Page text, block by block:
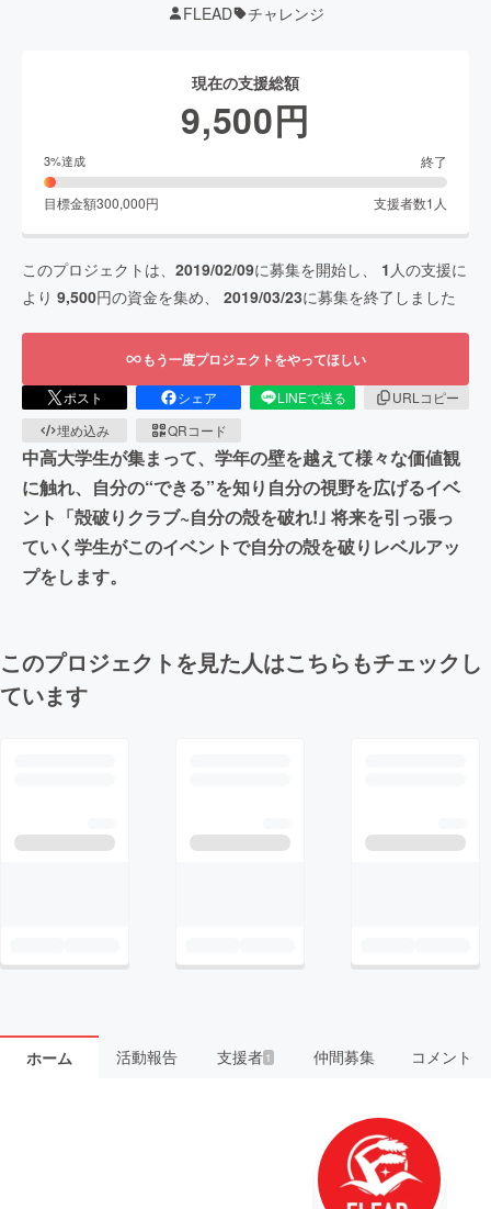
FLEAD チャレンジ
現在の支援総額
9,500円
3%達成 終了
目標金額300,000円 支援者数1 人
このプロジェクトは、 2019/02/09に募集を開始し、 1 人の支援に
より 9,500円の資金を集め、 2019/03/23に募集を終了しました
もう一度プロジェクトをやってほしい
ポスト シェア LINEで送る
URLコピー
埋め込み
QRコード
中高大学生が集まって、学年の壁を越えて様々な価値観
に触れ、自分の“できる”を知り自分の視野を広げるイベ
ント「殻破りクラブ~自分の殻を破れ!｣ 将来を引っ張っ
ていく学生がこのイベントで自分の殻を破りレベルアッ
プをします。
このプロジェクトを見た人はこちらもチェックし
ています
ホーム 活動報告 支援者 1 仲間募集 コメント